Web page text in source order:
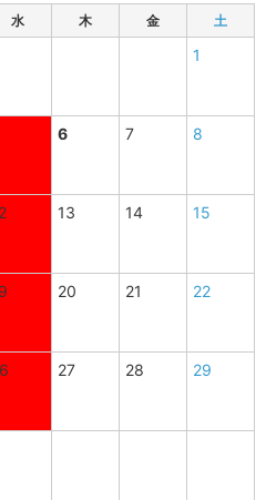
水 木 金 土
1
6 7 8
13 14 15
20 21 22
27 28 29